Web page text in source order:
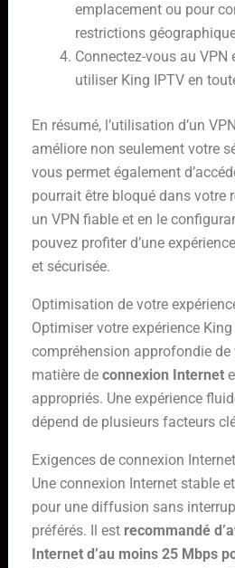
emplacement ou pour
restrictions
Connectez-vous au VPN
utiliser King IPTV en
En résumé, l’utilisation d’un
améliore non seulement votre
vous permet également
pourrait être bloqué dans votre
un VPN fiable et en le
pouvez profiter d’une
et sécurisée.
Optimisation de votre
Optimiser votre expérience
compréhension approfondie de
matière de connexion Internet
appropriés. Une expérience
dépend de plusieurs facteurs
Exigences de connexion Internet
Une connexion Internet stable
pour une diffusion sans
préférés. Il est recommandé
Internet d’au moins 25 Mbps